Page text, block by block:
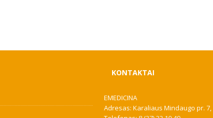
KONTAKTAI
EMEDICINA
Adresas: Karaliaus Mindaugo pr. 7,